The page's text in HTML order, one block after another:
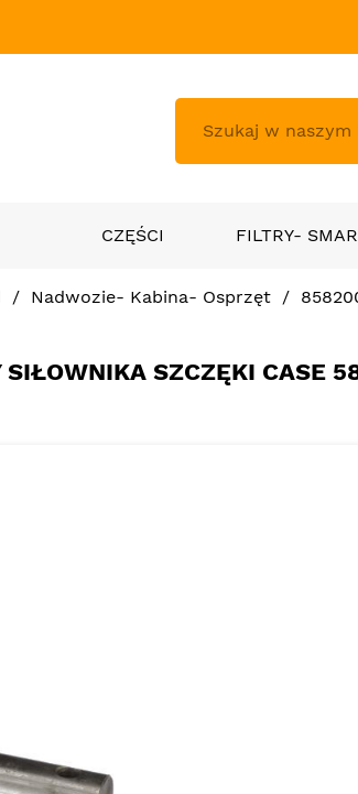
CZĘŚCI FILTRY-
Nadwozie- Kabina- Osprzęt
SZCZĘKI CASE